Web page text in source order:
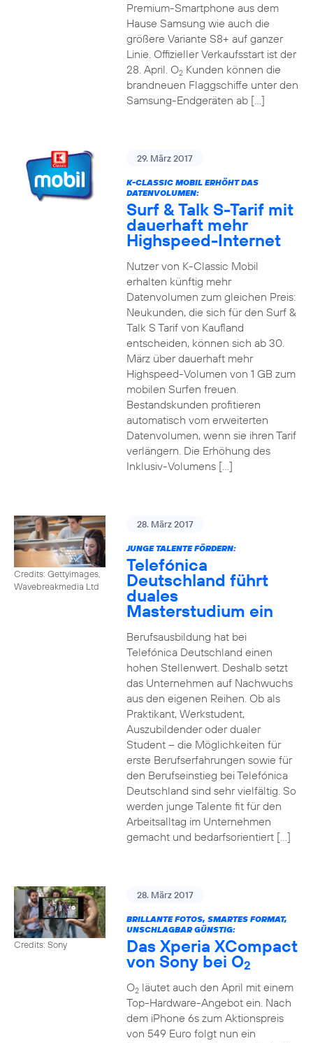
Premium-Smartphone aus dem
Hause Samsung wie auch die
größere Variante S8+ auf ganzer
Linie. Offizieller Verkaufsstart ist der
28. April. O2Kunden können die
brandneuen Flaggschiffe unter den
Samsung-Endgeräten ab […]
29. März 2017
K-CLASSIC MOBIL ERHÖHT DAS
DATENVOLUMEN:
Surf & Talk S-Tarif mit
dauerhaft mehr
Highspeed-Internet
Nutzer von K-Classic Mobil
erhalten künftig mehr
Datenvolumen zum gleichen Preis:
Neukunden, die sich für den Surf &
Talk S Tarif von Kaufland
entscheiden, können sich ab 30.
März über dauerhaft mehr
Highspeed-Volumen von 1 GB zum
mobilen Surfen freuen.
Bestandskunden profitieren
automatisch vom erweiterten
Datenvolumen, wenn sie ihren Tarif
verlängern. Die Erhöhung des
Inklusiv-Volumens […]
Credits: Gettyimages,
Wavebreakmedia Ltd
28. März 2017
JUNGE TALENTE FÖRDERN:
Telefónica
Deutschland führt
duales
Masterstudium ein
Berufsausbildung hat bei
Telefónica Deutschland einen
hohen Stellenwert. Deshalb setzt
das Unternehmen auf Nachwuchs
aus den eigenen Reihen. Ob als
Praktikant, Werkstudent,
Auszubildender oder dualer
Student – die Möglichkeiten für
erste Berufserfahrungen sowie für
den Berufseinstieg bei Telefónica
Deutschland sind sehr vielfältig. So
werden junge Talente fit für den
Arbeitsalltag im Unternehmen
gemacht und bedarfsorientiert […]
Credits: Sony
28. März 2017
BRILLANTE FOTOS, SMARTES FORMAT,
UNSCHLAGBAR GÜNSTIG:
Das Xperia XCompact
von Sony bei O2
O2läutet auch den April mit einem
Top-Hardware-Angebot ein. Nach
dem iPhone 6s zum Aktionspreis
von 549 Euro folgt nun ein